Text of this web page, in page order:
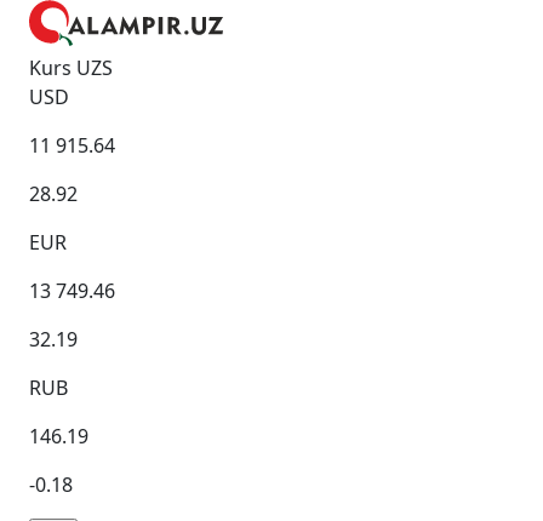
Kurs UZS
USD
11 915.64
28.92
EUR
13 749.46
32.19
RUB
146.19
-0.18